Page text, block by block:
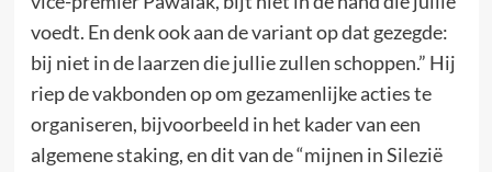
voedt. En denk ook aan de variant op dat gezegde:
bij niet in de laarzen die jullie zullen schoppen.” Hij
riep de vakbonden op om gezamenlijke acties te
organiseren, bijvoorbeeld in het kader van een
algemene staking, en dit van de “mijnen in Silezië